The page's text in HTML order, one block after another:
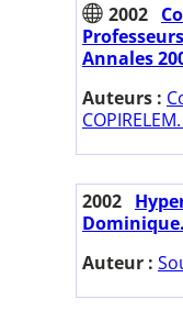
2002
Annales
Auteurs :
2002
Dominique.
Auteur :